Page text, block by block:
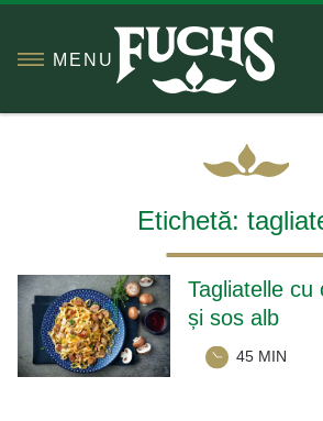
MENU
Etichetă:
Tagliatelle cu
și sos alb
45 MIN